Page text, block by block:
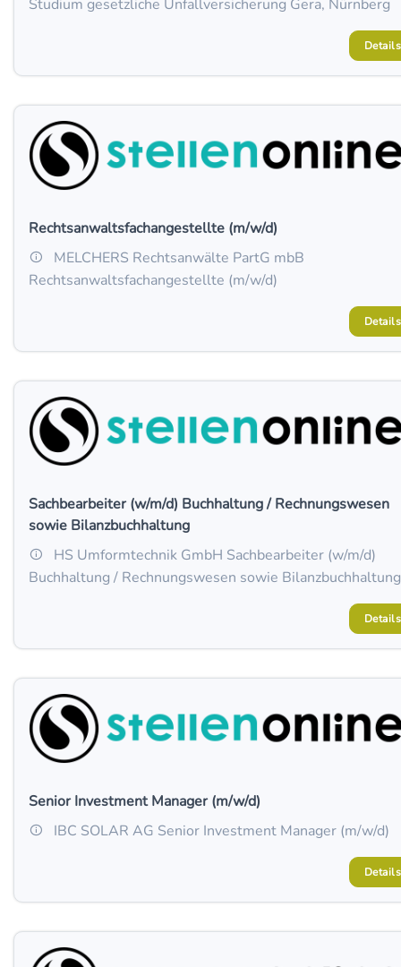
Studium gesetzliche Unfallversicherung Gera, Nürnberg
Details
Rechtsanwaltsfachangestellte (m/w/d)
MELCHERS Rechtsanwälte PartG mbB
Rechtsanwaltsfachangestellte (m/w/d)
Details
Sachbearbeiter (w/m/d) Buchhaltung / Rechnungswesen
sowie Bilanzbuchhaltung
HS Umformtechnik GmbH Sachbearbeiter (w/m/d)
Buchhaltung / Rechnungswesen sowie Bilanzbuchhaltung
Details
Senior Investment Manager (m/w/d)
IBC SOLAR AG Senior Investment Manager (m/w/d)
Details